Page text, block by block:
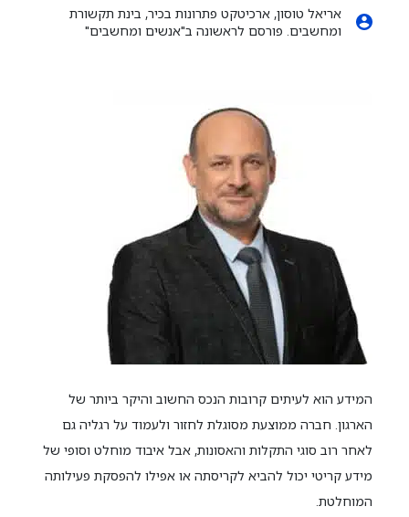
אריאל טוסון, ארכיטקט פתרונות בכיר, בינת תקשורת
ומחשבים. פורסם לראשונה ב"אנשים ומחשבים"
המידע הוא לעיתים קרובות הנכס החשוב והיקר ביותר של
הארגון. חברה ממוצעת מסוגלת לחזור ולעמוד על רגליה גם
לאחר רוב סוגי התקלות והאסונות, אבל איבוד מוחלט וסופי של
מידע קריטי יכול להביא לקריסתה או אפילו להפסקת פעילותה
המוחלטת.